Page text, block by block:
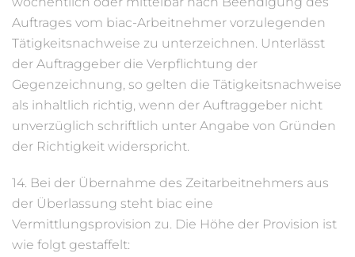
Auftrages vom biac-Arbeitnehmer vorzulegenden
Tätigkeitsnachweise zu unterzeichnen. Unterlässt
der Auftraggeber die Verpflichtung der
Gegenzeichnung, so gelten die Tätigkeitsnachweise
als inhaltlich richtig, wenn der Auftraggeber nicht
unverzüglich schriftlich unter Angabe von Gründen
der Richtigkeit widerspricht.
14. Bei der Übernahme des Zeitarbeitnehmers aus
der Überlassung steht biac eine
Vermittlungsprovision zu. Die Höhe der Provision ist
wie folgt gestaffelt: